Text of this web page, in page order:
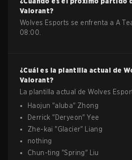
Valorant?
Wolves Esports se enfrenta a A
08:00.
¿Cuál es la plantilla actual de
Valorant?
La plantilla actual deWolves
Haojun "aluba" Zhong
Derrick "Deryeon"Yee
Zhe-kai "Glacier"
Liang
nothing
Chun-ting "Spring"
Liu